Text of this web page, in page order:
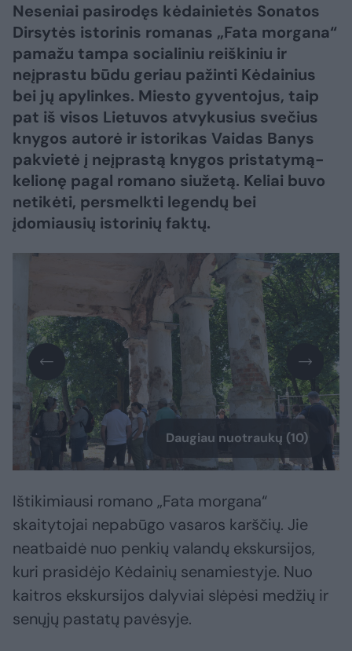
Neseniai pasirodęs kėdainietės Sonatos
Dirsytės istorinis romanas „Fata morgana“
pamažu tampa socialiniu reiškiniu ir
neįprastu būdu geriau pažinti Kėdainius
bei jų apylinkes. Miesto gyventojus, taip
pat iš visos Lietuvos atvykusius svečius
knygos autorė ir istorikas Vaidas Banys
pakvietė į neįprastą knygos pristatymą-
kelionę pagal romano siužetą. Keliai buvo
netikėti, persmelkti legendų bei
įdomiausių istorinių faktų.
Daugiau nuotraukų (10)
Ištikimiausi romano „Fata morgana“
skaitytojai nepabūgo vasaros karščių. Jie
neatbaidė nuo penkių valandų ekskursijos,
kuri prasidėjo Kėdainių senamiestyje. Nuo
kaitros ekskursijos dalyviai slėpėsi medžių ir
senųjų pastatų pavėsyje.